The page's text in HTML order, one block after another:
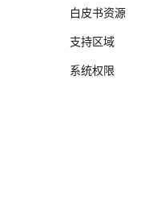
白皮书资源
支持区域
系统权限